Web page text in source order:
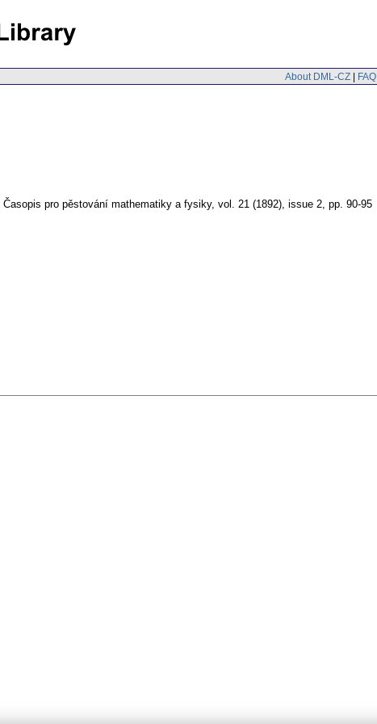
About DML-CZ | FAQ
Časopis pro pěstování mathematiky a fysiky, vol. 21 (1892), issue 2, pp. 90-95